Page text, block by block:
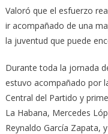
Valoró que el esfuerzo
ir acompañado de una
la juventud que puede
Durante toda la jornada
estuvo acompañado por
Central del Partido y
La Habana, Mercedes
Reynaldo García Zapata,